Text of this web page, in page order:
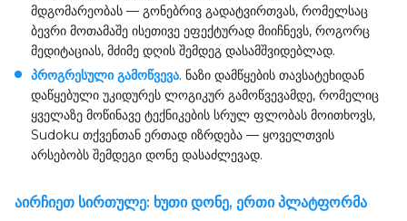
მდგომარეობას — გონებრივ გადატვირთვას, რომელსაც
ბევრი მოთამაშე ისეთივე ეფექტურად მიიჩნევს, როგორც
მედიტაციას, მძიმე დღის შემდეგ დასამშვიდებლად.
პროგრესული გამოწვევა. ნაზი დამწყების თავსატეხიდან
დაწყებული უკიდურეს ლოგიკურ გამოწვევამდე, რომელიც
ყველაზე მოწინავე ტექნიკების სრულ ფლობას მოითხოვს,
Sudoku თქვენთან ერთად იზრდება — ყოველთვის
არსებობს შემდეგი დონე დასაძლევად.
აირჩიეთ სირთულე: ხუთი დონე, ერთი პლატფორმა